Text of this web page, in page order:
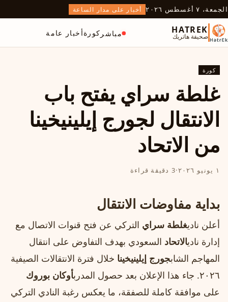
الجمعة، ٧ أغسطس ٢٠٢٦ أخبار على مدار الساعة
HATREK
صحيفة هاتريك مباشر كورةأخبار عامة
كورة
غلطة سراي يفتح باب
الانتقال لجورج إيلينيخينا
من الاتحاد
١ يونيو ٢٠٢٦ ·3 دقيقة قراءة
بداية مفاوضات الانتقال
أعلن ناديغلطة سراي التركي عن فتح قنوات الاتصال مع
إدارة ناديالاتحاد السعودي بهدف التفاوض على انتقال
المهاجم الشابجورج إيلينيخينا خلال فترة الانتقالات الصيفية
٢٠٢٦. جاء هذا الإعلان بعد حصول المدرب
أوكان بوروك
على موافقة كاملة للصفقة، ما يعكس رغبة النادي التركي